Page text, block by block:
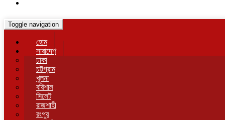
Toggle navigation
হোম
সারাদেশ
ঢাকা
চট্টগ্রাম
খুলনা
বরিশাল
সিলেট
রাজশাহী
রংপুর